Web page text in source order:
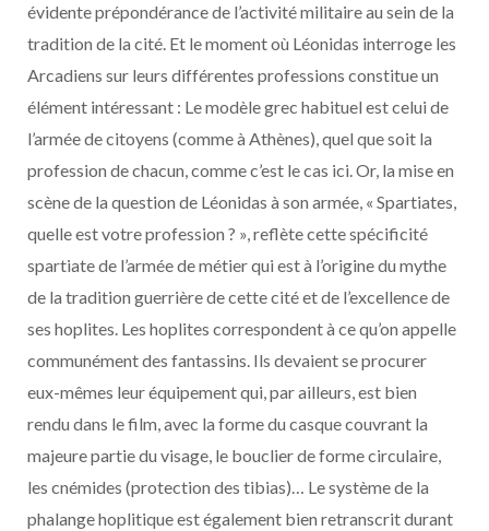
évidente prépondérance de l’activité militaire au sein de la
tradition de la cité. Et le moment où Léonidas interroge les
Arcadiens sur leurs différentes professions constitue un
élément intéressant : Le modèle grec habituel est celui de
l’armée de citoyens (comme à Athènes), quel que soit la
profession de chacun, comme c’est le cas ici. Or, la mise en
scène de la question de Léonidas à son armée, « Spartiates,
quelle est votre profession ? », reflète cette spécificité
spartiate de l’armée de métier qui est à l’origine du mythe
de la tradition guerrière de cette cité et de l’excellence de
ses hoplites. Les hoplites correspondent à ce qu’on appelle
communément des fantassins. Ils devaient se procurer
eux-mêmes leur équipement qui, par ailleurs, est bien
rendu dans le film, avec la forme du casque couvrant la
majeure partie du visage, le bouclier de forme circulaire,
les cnémides (protection des tibias)… Le système de la
phalange hoplitique est également bien retranscrit durant